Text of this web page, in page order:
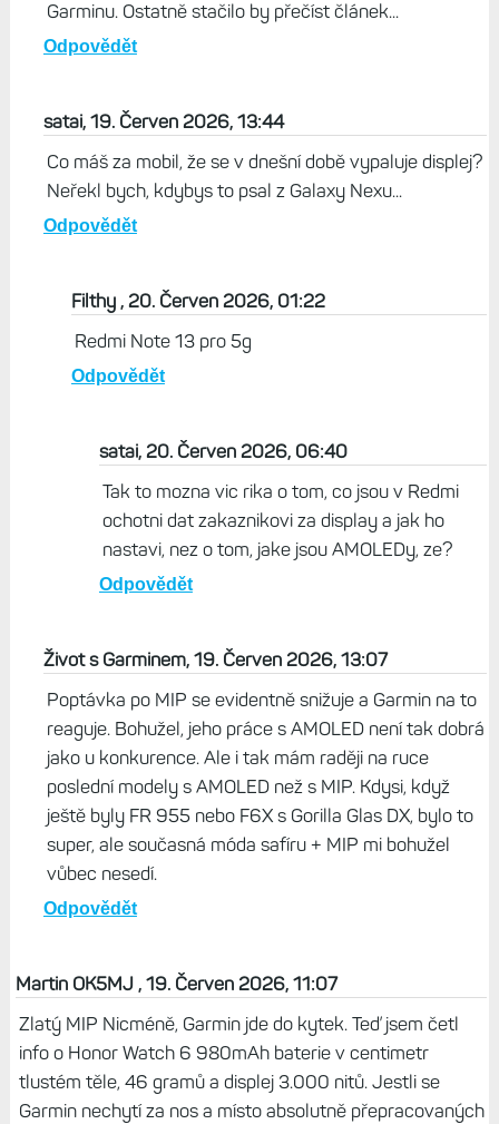
Garminu. Ostatně stačilo by přečíst článek...
Odpovědět
satai, 19. Červen 2026, 13:44
Co máš za mobil, že se v dnešní době vypaluje displej?
Neřekl bych, kdybys to psal z Galaxy Nexu...
Odpovědět
Filthy , 20. Červen 2026, 01:22
Redmi Note 13 pro 5g
Odpovědět
satai, 20. Červen 2026, 06:40
Tak to mozna vic rika o tom, co jsou v Redmi
ochotni dat zakaznikovi za display a jak ho
nastavi, nez o tom, jake jsou AMOLEDy, ze?
Odpovědět
Život s Garminem, 19. Červen 2026, 13:07
Poptávka po MIP se evidentně snižuje a Garmin na to
reaguje. Bohužel, jeho práce s AMOLED není tak dobrá
jako u konkurence. Ale i tak mám raději na ruce
poslední modely s AMOLED než s MIP. Kdysi, když
ještě byly FR 955 nebo F6X s Gorilla Glas DX, bylo to
super, ale současná móda safíru + MIP mi bohužel
vůbec nesedí.
Odpovědět
Martin OK5MJ , 19. Červen 2026, 11:07
Zlatý MIP Nicméně, Garmin jde do kytek. Teď jsem četl
info o Honor Watch 6 980mAh baterie v centimetr
tlustém těle, 46 gramů a displej 3.000 nitů. Jestli se
Garmin nechytí za nos a místo absolutně přepracovaných